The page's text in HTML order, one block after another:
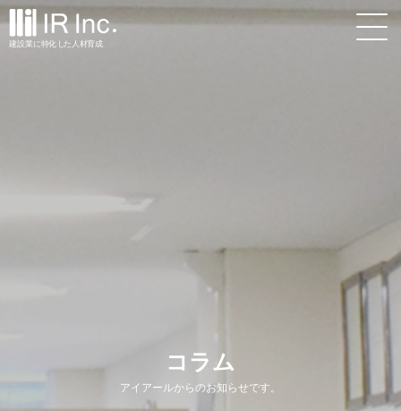
建設業に特化 した 人材育成
コラム
アイアールからのお知らせです。